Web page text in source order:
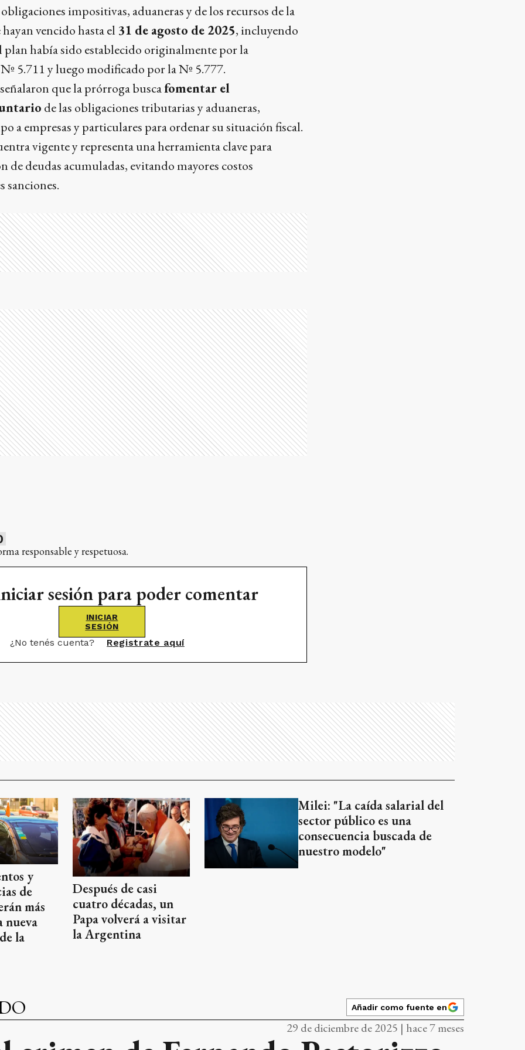
impositivas, aduaneras y de los recursos de la
vencido hasta el 31 de agosto de 2025, incluyendo
plan había sido establecido originalmente por la
5.711 y luego modificado por la Nº 5.777.
que la prórroga buscafomentar el
de las obligaciones tributarias y aduaneras,
a empresas y particulares para ordenar su situación fiscal.
vigente y representa una herramienta clave para
de deudas acumuladas, evitando mayores costos
sanciones.
responsable y respetuosa.
sesión para poder comentar
INICIAR
SESIÓN
¿No tenés cuenta? Registrate aquí
y
de
más
nueva
la
Después de casi
cuatro décadas, un
Papa volverá a visitar
la Argentina
Milei: "La caída salarial del
sector público es una
consecuencia buscada de
nuestro modelo"
Añadir como fuente en
29 de diciembre de 2025 | hace 7 meses